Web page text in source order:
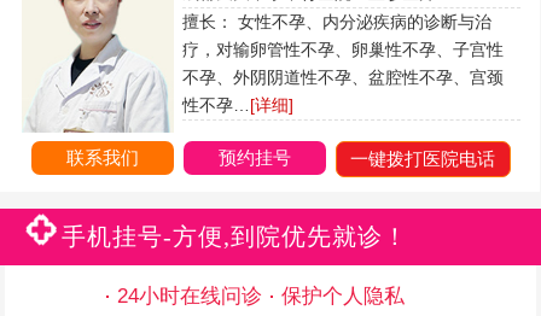
擅长： 女性不孕、内分泌疾病的诊断与治
疗，对输卵管性不孕、卵巢性不孕、子宫性
不孕、外阴阴道性不孕、盆腔性不孕、宫颈
性不孕… [详细]
联系我们 预约挂号 一键拨打医院电话
手机挂号-方便,到院优先就诊！
24小时在线问诊
保护个人隐私